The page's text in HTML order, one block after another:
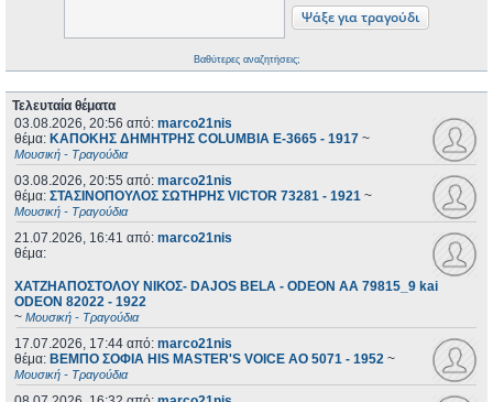
Βαθύτερες αναζητήσεις;
Τελευταία θέματα
03.08.2026, 20:56 από: marco21nis
θέμα: ΚΑΠΟΚΗΣ ΔΗΜΗΤΡΗΣ COLUMBIA E-3665 - 1917 ~
Μουσική - Τραγούδια
03.08.2026, 20:55 από: marco21nis
θέμα: ΣΤΑΣΙΝΟΠΟΥΛΟΣ ΣΩΤΗΡΗΣ VICTOR 73281 - 1921 ~
Μουσική - Τραγούδια
21.07.2026, 16:41 από: marco21nis
θέμα:
ΧΑΤΖΗΑΠΟΣΤΟΛΟΥ ΝΙΚΟΣ- DAJOS BELA - ODEON AA 79815_9 kai
ODEON 82022 - 1922
~ Μουσική - Τραγούδια
17.07.2026, 17:44 από: marco21nis
θέμα: ΒΕΜΠΟ ΣΟΦΙΑ HIS MASTER'S VOICE AO 5071 - 1952 ~
Μουσική - Τραγούδια